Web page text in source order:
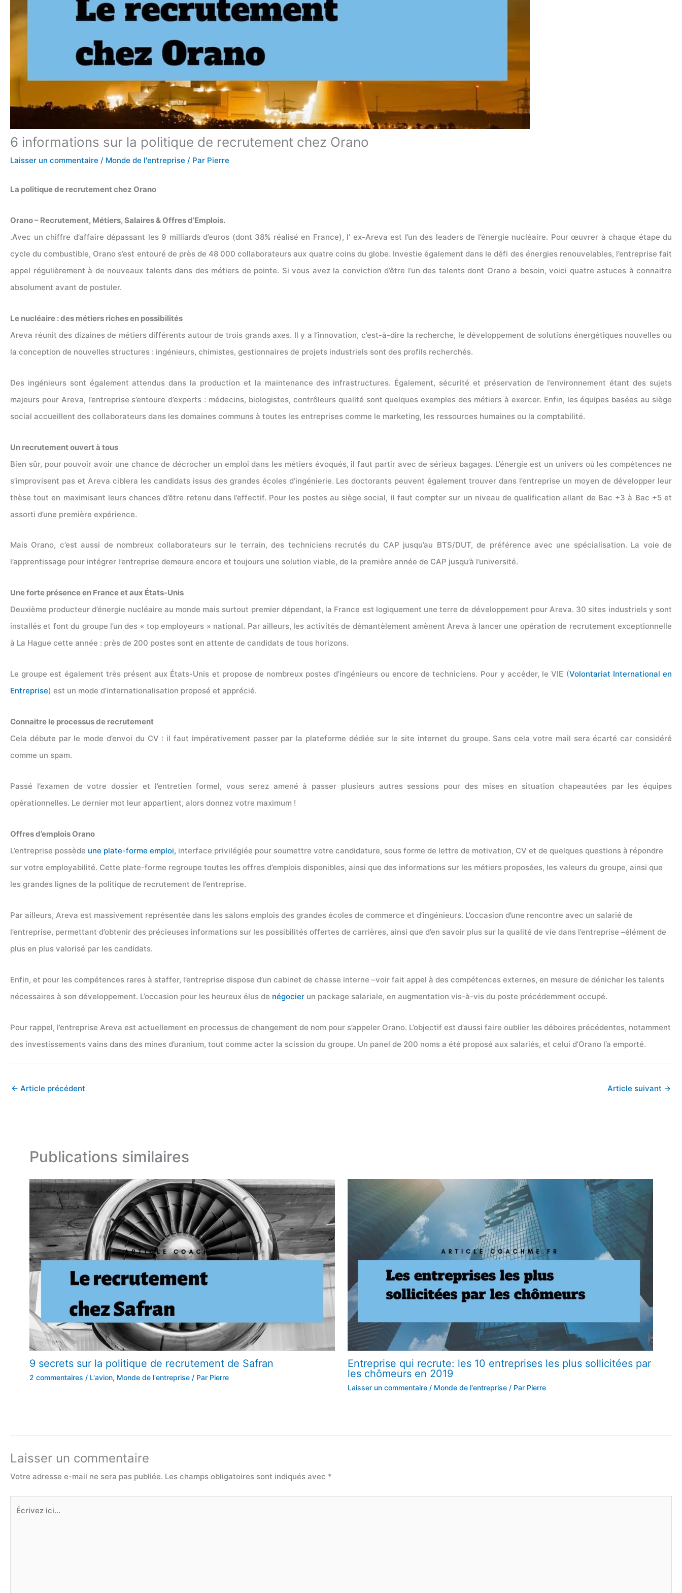
6 informations sur la politique de recrutement chez Orano
Laisser un commentaire / Monde de l'entreprise / Par Pierre
La politique de recrutement chez Orano
Orano – Recrutement, Métiers, Salaires & Offres d’Emplois.
.Avec un chiffre d’affaire dépassant les 9 milliards d’euros (dont 38% réalisé en France), l’ ex-Areva est l’un des leaders de l’énergie nucléaire. Pour œuvrer à chaque étape du
cycle du combustible, Orano s’est entouré de près de 48 000 collaborateurs aux quatre coins du globe. Investie également dans le défi des énergies renouvelables, l’entreprise fait
appel régulièrement à de nouveaux talents dans des métiers de pointe. Si vous avez la conviction d’être l’un des talents dont Orano a besoin, voici quatre astuces à connaitre
absolument avant de postuler.
Le nucléaire : des métiers riches en possibilités
Areva réunit des dizaines de métiers différents autour de trois grands axes. Il y a l’innovation, c’est-à-dire la recherche, le développement de solutions énergétiques nouvelles ou
la conception de nouvelles structures : ingénieurs, chimistes, gestionnaires de projets industriels sont des profils recherchés.
Des ingénieurs sont également attendus dans la production et la maintenance des infrastructures. Également, sécurité et préservation de l’environnement étant des sujets
majeurs pour Areva, l’entreprise s’entoure d’experts : médecins, biologistes, contrôleurs qualité sont quelques exemples des métiers à exercer. Enfin, les équipes basées au siège
social accueillent des collaborateurs dans les domaines communs à toutes les entreprises comme le marketing, les ressources humaines ou la comptabilité.
Un recrutement ouvert à tous
Bien sûr, pour pouvoir avoir une chance de décrocher un emploi dans les métiers évoqués, il faut partir avec de sérieux bagages. L’énergie est un univers où les compétences ne
s’improvisent pas et Areva ciblera les candidats issus des grandes écoles d’ingénierie. Les doctorants peuvent également trouver dans l’entreprise un moyen de développer leur
thèse tout en maximisant leurs chances d’être retenu dans l’effectif. Pour les postes au siège social, il faut compter sur un niveau de qualification allant de Bac +3 à Bac +5 et
assorti d’une première expérience.
Mais Orano, c’est aussi de nombreux collaborateurs sur le terrain, des techniciens recrutés du CAP jusqu’au BTS/DUT, de préférence avec une spécialisation. La voie de
l’apprentissage pour intégrer l’entreprise demeure encore et toujours une solution viable, de la première année de CAP jusqu’à l’université.
Une forte présence en France et aux États-Unis
Deuxième producteur d’énergie nucléaire au monde mais surtout premier dépendant, la France est logiquement une terre de développement pour Areva. 30 sites industriels y sont
installés et font du groupe l’un des « top employeurs » national. Par ailleurs, les activités de démantèlement amènent Areva à lancer une opération de recrutement exceptionnelle
à La Hague cette année : près de 200 postes sont en attente de candidats de tous horizons.
Le groupe est également très présent aux États-Unis et propose de nombreux postes d’ingénieurs ou encore de techniciens. Pour y accéder, le VIE (Volontariat International en
Entreprise) est un mode d’internationalisation proposé et apprécié.
Connaitre le processus de recrutement
Cela débute par le mode d’envoi du CV : il faut impérativement passer par la plateforme dédiée sur le site internet du groupe. Sans cela votre mail sera écarté car considéré
comme un spam.
Passé l’examen de votre dossier et l’entretien formel, vous serez amené à passer plusieurs autres sessions pour des mises en situation chapeautées par les équipes
opérationnelles. Le dernier mot leur appartient, alors donnez votre maximum !
Offres d’emplois Orano
L’entreprise possède une plate-forme emploi, interface privilégiée pour soumettre votre candidature, sous forme de lettre de motivation, CV et de quelques questions à répondre
sur votre employabilité. Cette plate-forme regroupe toutes les offres d’emplois disponibles, ainsi que des informations sur les métiers proposées, les valeurs du groupe, ainsi que
les grandes lignes de la politique de recrutement de l’entreprise.
Par ailleurs, Areva est massivement représentée dans les salons emplois des grandes écoles de commerce et d’ingénieurs. L’occasion d’une rencontre avec un salarié de
l’entreprise, permettant d’obtenir des précieuses informations sur les possibilités offertes de carrières, ainsi que d’en savoir plus sur la qualité de vie dans l’entreprise –élément de
plus en plus valorisé par les candidats.
Enfin, et pour les compétences rares à staffer, l’entreprise dispose d’un cabinet de chasse interne –voir fait appel à des compétences externes, en mesure de dénicher les talents
nécessaires à son développement. L’occasion pour les heureux élus de négocier un package salariale, en augmentation vis-à-vis du poste précédemment occupé.
Pour rappel, l’entreprise Areva est actuellement en processus de changement de nom pour s’appeler Orano. L’objectif est d’aussi faire oublier les déboires précédentes, notamment
des investissements vains dans des mines d’uranium, tout comme acter la scission du groupe. Un panel de 200 noms a été proposé aux salariés, et celui d’Orano l’a emporté.
← Article précédent Article suivant →
Publications similaires
9 secrets sur la politique de recrutement de Safran
2 commentaires / L'avion, Monde de l'entreprise/ Par Pierre
Entreprise qui recrute: les 10 entreprises les plus sollicitées par
les chômeurs en 2019
Laisser un commentaire / Monde de l'entreprise/ Par Pierre
Laisser un commentaire
Votre adresse e-mail ne sera pas publiée. Les champs obligatoires sont indiqués avec *
Écrivez